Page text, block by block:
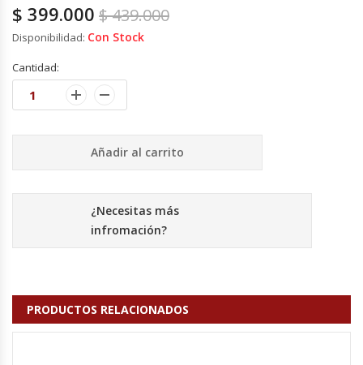
Expendedoras De Jugo
Exprimidoras De Cítricos
Extractoras De Jugos
Fabricadoras De Hielo
Formadora De Pizza
Frigobar
$439.000
$ 399.000
Disponibilidad: Con Stock
Cantidad:
Añadir al carrito
¿Necesitas más
infromación?
PRODUCTOS RELACIONADOS